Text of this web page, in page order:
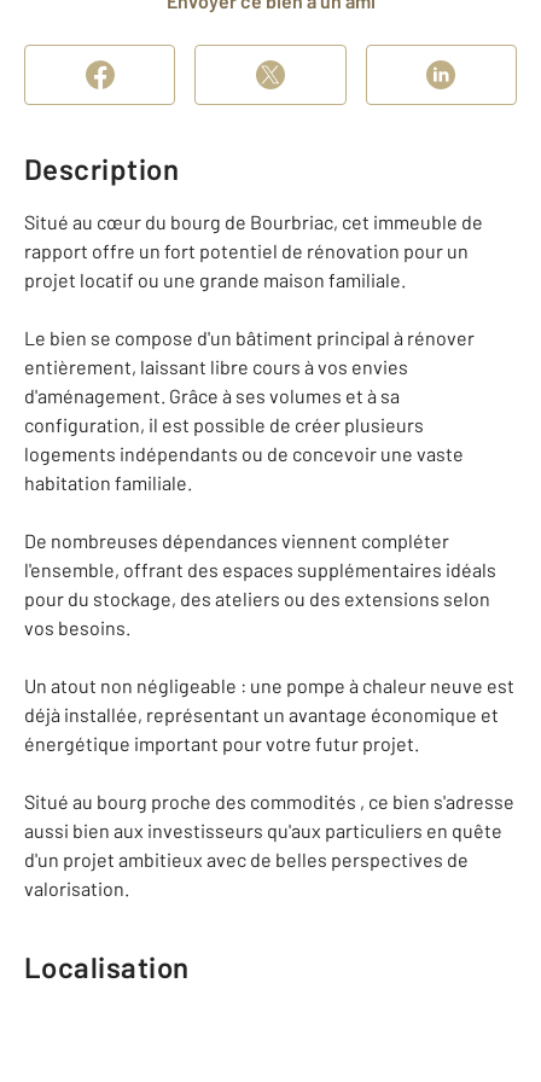
Description
Situé au cœur du bourg de Bourbriac, cet immeuble de
rapport offre un fort potentiel de rénovation pour un
projet locatif ou une grande maison familiale.
Le bien se compose d'un bâtiment principal à rénover
entièrement, laissant libre cours à vos envies
d'aménagement. Grâce à ses volumes et à sa
configuration, il est possible de créer plusieurs
logements indépendants ou de concevoir une vaste
habitation familiale.
De nombreuses dépendances viennent compléter
l'ensemble, offrant des espaces supplémentaires idéals
pour du stockage, des ateliers ou des extensions selon
vos besoins.
Un atout non négligeable : une pompe à chaleur neuve est
déjà installée, représentant un avantage économique et
énergétique important pour votre futur projet.
Situé au bourg proche des commodités , ce bien s'adresse
aussi bien aux investisseurs qu'aux particuliers en quête
d'un projet ambitieux avec de belles perspectives de
valorisation.
Localisation